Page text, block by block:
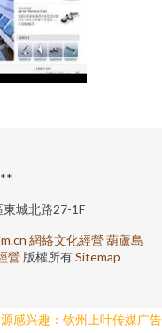
城北路27-1F
網絡文化經營葫蘆島
營 版權所有Sitemap
感兴趣：钦州上叶传媒广告